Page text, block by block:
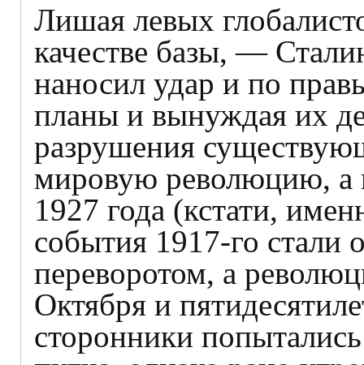
Лишая левых
качестве базы, —
наносил удар и по
планы и вынуждая их
разрушения
мировую революцию, а
1927 года (кстати,
события 1917-го стали
переворотом, а
Октября и
сторонники